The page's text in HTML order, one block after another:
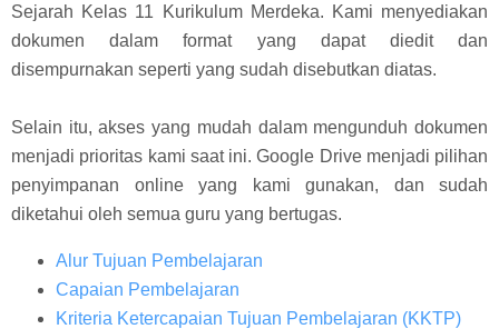
Sejarah Kelas 11 Kurikulum Merdeka. Kami menyediakan
dokumen dalam format yang dapat diedit dan
disempurnakan seperti yang sudah disebutkan diatas.
Selain itu, akses yang mudah dalam mengunduh dokumen
menjadi prioritas kami saat ini. Google Drive menjadi pilihan
penyimpanan online yang kami gunakan, dan sudah
diketahui oleh semua guru yang bertugas.
Alur Tujuan Pembelajaran
Capaian Pembelajaran
Kriteria Ketercapaian Tujuan Pembelajaran (KKTP)